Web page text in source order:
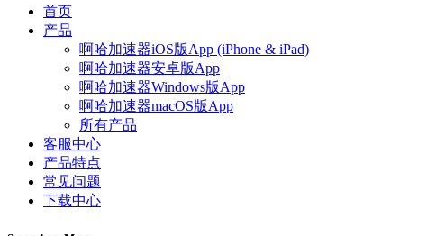
首页
产品
啊哈加速器iOS版App (iPhone & iPad)
啊哈加速器安卓版App
啊哈加速器Windows版App
啊哈加速器macOS版App
所有产品
客服中心
产品特点
常见问题
下载中心